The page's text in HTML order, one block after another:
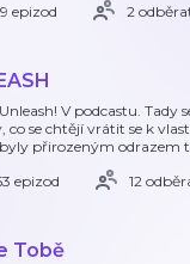
epizod
2
V podcastu.
co se chtějí vrátit se k
přirozeným odrazem
epizod
12
Tobě